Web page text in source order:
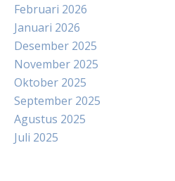
Februari 2026
Januari 2026
Desember 2025
November 2025
Oktober 2025
September 2025
Agustus 2025
Juli 2025